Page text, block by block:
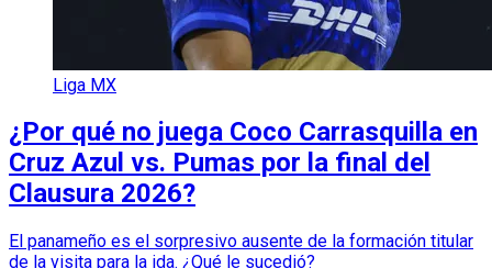
Liga MX
¿Por qué no juega Coco Carrasquilla en
Cruz Azul vs. Pumas por la final del
Clausura 2026?
El panameño es el sorpresivo ausente de la formación titular
de la visita para la ida. ¿Qué le sucedió?